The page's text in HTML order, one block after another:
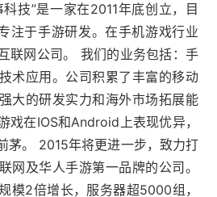
技”是一家在2011年底创立，目
注于手游研发。在手机游戏行业
联网公司。 我们的业务包括：手
术应用。公司积累了丰富的移动
大的研发实力和海外市场拓展能
戏在IOS和Android上表现优异，
茅。 2015年将更进一步，致力打
网及华人手游第一品牌的公司。
模2倍增长，服务器超5000组，